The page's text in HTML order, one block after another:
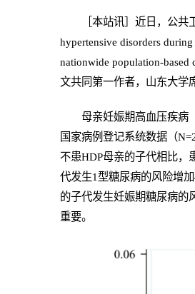
［本站讯］近日，公
hypertensive disorders
nationwide population-
文共同第一作者，山东大学
母亲妊娠期高血压疾病
国家病例登记系统数据（
不患HDP母亲的子代相比，
代发生1型糖尿病的风险增
的子代发生妊娠期糖尿病的
重要。